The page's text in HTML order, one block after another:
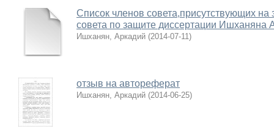
Список членов совета,присутствующих на
совета по защите диссертации Ишханяна
Ишханян, Аркадий (2014-07-11)
отзыв на автореферат
Ишханян, Аркадий (2014-06-25)